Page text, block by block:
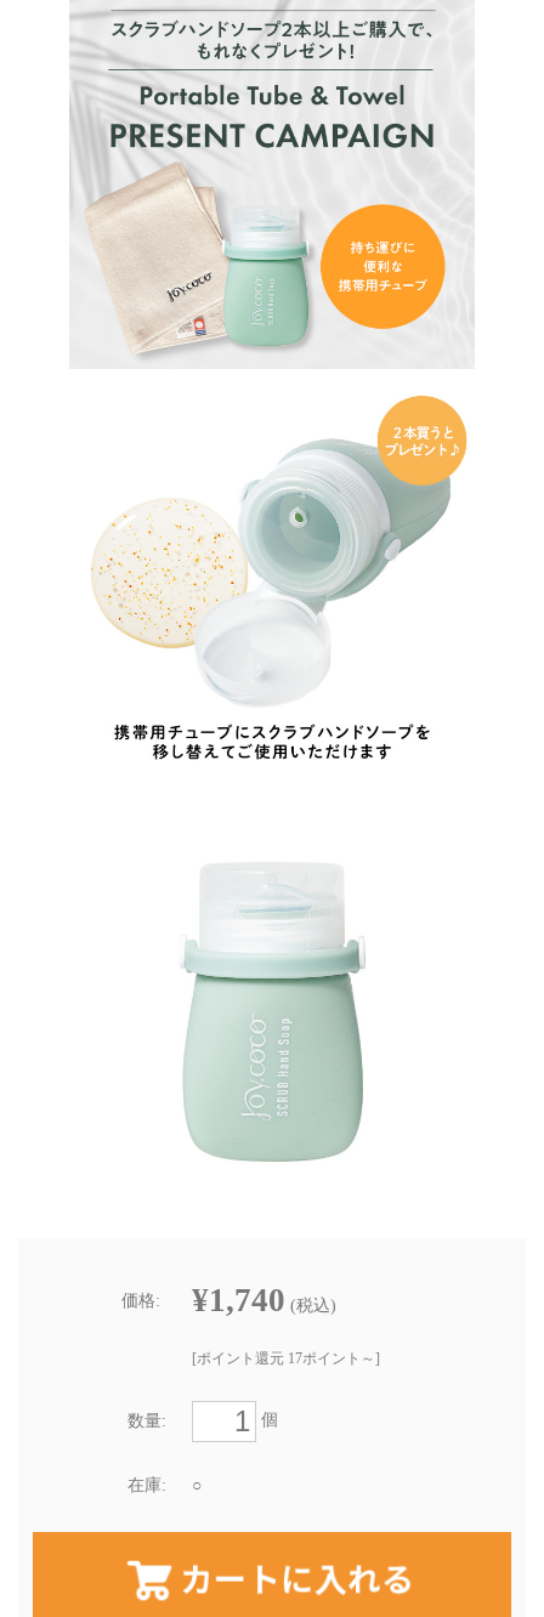
価格: ¥1,740 (税込)
[ポイント還元 17ポイント～]
数量: 個
在庫: ○